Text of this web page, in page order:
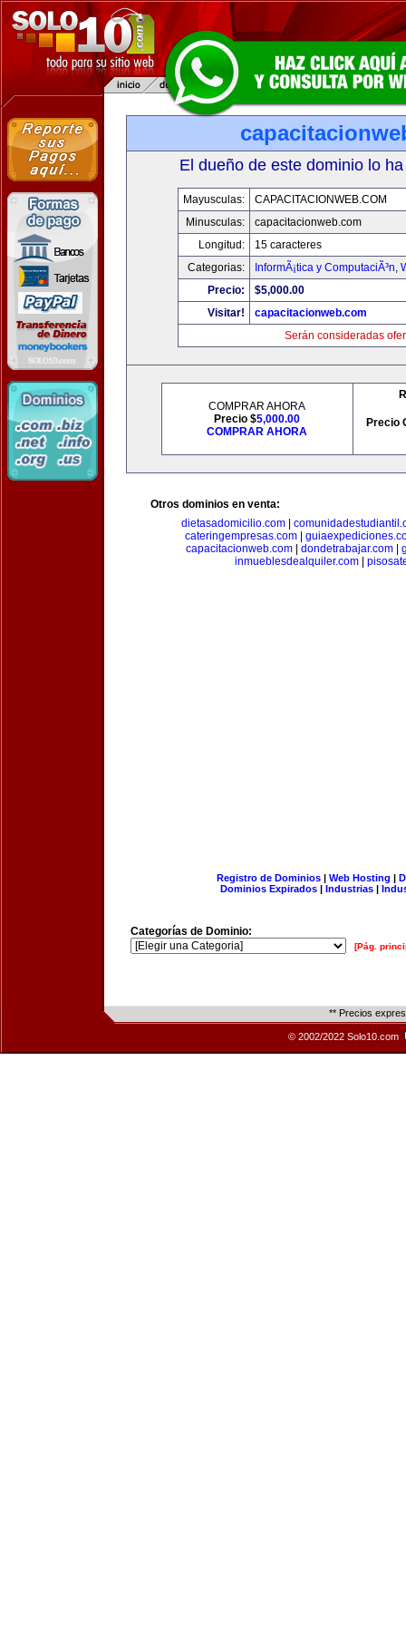
El dueño de este dominio lo
Mayusculas:
CAPACITACIONWEB.COM
Minusculas:
capacitacionweb.com
Longitud:
15 caracteres
Categorias:
InformÃ¡tica y ComputaciÃ³n,
Precio:
$5,000.00
Visitar!
capacitacionweb.com
Serán consideradas
COMPRAR AHORA
Precio $5,000.00
COMPRAR AHORA
Precio
Otros dominios en venta:
dietasadomicilio.com
cateringempresas.com|
capacitacionweb.com
dondetrabajar.com
inmueblesdealquiler.com
Registro de Dominios| Web Hosting |
Dominios Expirados | Industrias |
Categorías de Dominio:
[Pág.
** Precios
© 2002/2022 Solo10.com